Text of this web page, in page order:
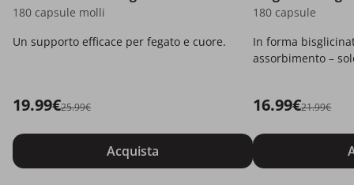
180 capsule molli
Un supporto efficace per fegato e cuore.
19.99€25.99€
Acquista
180 capsule
In forma
assorbimento –
16.99€21.99€